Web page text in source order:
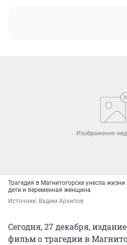
Трагедия в Магнитогорске унесла
дети и беременная женщина
Источник: Вадим Архипов
Сегодня, 27 декабря,
фильм о трагедии в